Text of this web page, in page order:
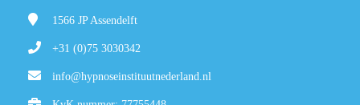
1566 JP Assendelft
+31 (0)75 3030342
info@hypnoseinstituutnederland.nl